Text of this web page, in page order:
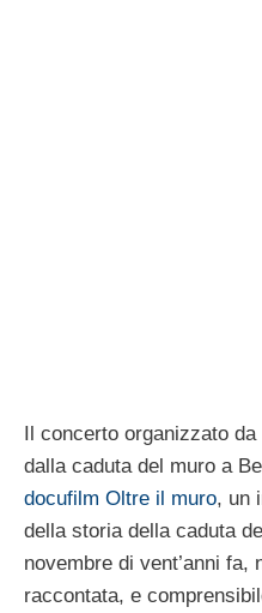
Il concerto organizzato
dalla caduta del muro a
docufilm Oltre il muro, un
della storia della caduta
novembre di vent’anni fa,
raccontata, e